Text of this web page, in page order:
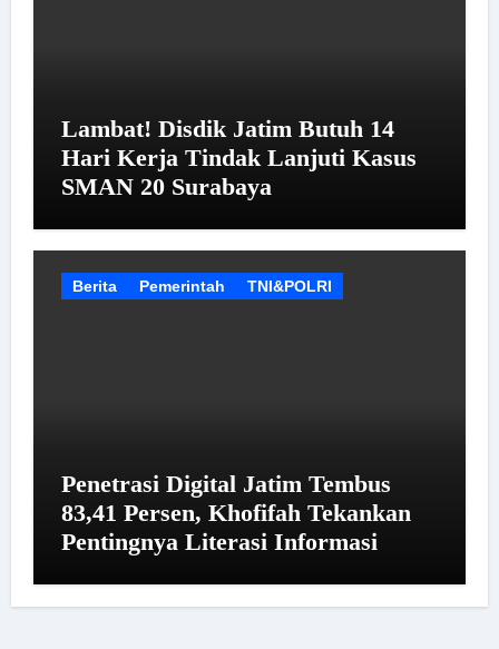
Lambat! Disdik Jatim Butuh 14
Hari Kerja Tindak Lanjuti Kasus
SMAN 20 Surabaya
Berita Pemerintah TNI&POLRI
Penetrasi Digital Jatim Tembus
83,41 Persen, Khofifah Tekankan
Pentingnya Literasi Informasi